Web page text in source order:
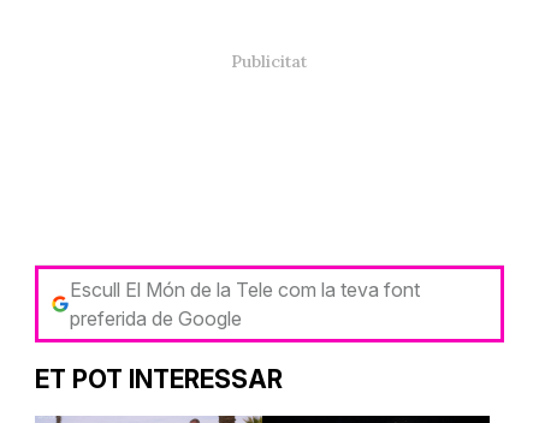
Escull El Món de la Tele com la teva font
preferida de Google
ET POT INTERESSAR